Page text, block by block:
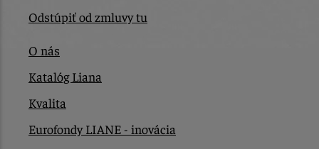
Odstúpiť od zmluvy tu
O nás
Katalóg Liana
Kvalita
Eurofondy LIANE - inovácia